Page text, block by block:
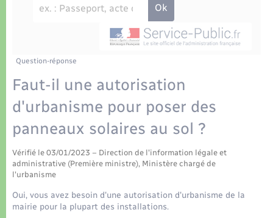
Eau - Assainissement
Transports
Transports scolaires
Logement - Urbanisme
Loisirs
Seniors
Nouvel habitant
Travaux - Autorisation d’occupation de l’espace
Présentation de la commune
La Communauté de communes
Question-réponse
Faut-il une autorisation
d'urbanisme pour poser des
panneaux solaires au sol ?
Vérifié le 03/01/2023 – Direction de l'information légale et
administrative (Première ministre), Ministère chargé de
l'urbanisme
Oui, vous avez besoin d'une autorisation d'urbanisme de la
mairie pour la plupart des installations.